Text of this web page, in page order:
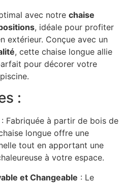
avec notre chaise
, idéale pour profiter
extérieur. Conçue avec un
, cette chaise longue allie
pour décorer votre
:
: Fabriquée à partir de bois de
longue offre une
tout en apportant une
à votre espace.
et Changeable : Le